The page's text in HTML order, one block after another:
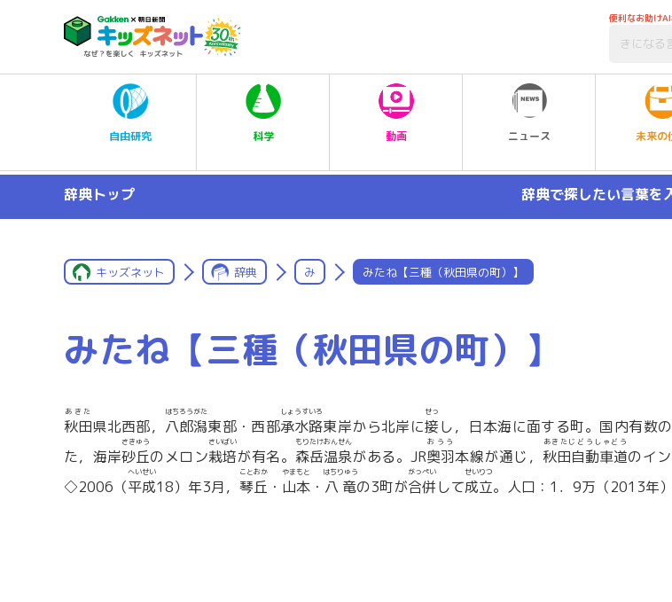
便利なお助け
自由研究 科学 動画 ニュース 未来の
辞典トップ 辞典で探したい言葉を
キッズネット 辞典 み みたね【三種（秋田県の町）】
みたね【三種（秋田県の町）】
秋田
あきた
県北西部， 八郎潟
はちろうがた
東部・西部承水路
しょうすいろ
東岸から北岸に接
せっ
し，日本海に面する町。国内有数
た，海岸砂丘
さきゅう
のメロン栽培
さいばい
が有名。 森岳温泉
もりたけおんせん
がある。JR奥羽
おうう
本線が通じ， 秋田自動車道
あきたじどうしゃどう
のイ
◇2006（平成
へいせい
18）年3月， 琴丘
ことおか
・ 山本
やまもと
・ 八竜
はちりゅう
の3町が合併
がっぺい
して成立
せいりつ
。人口：1．9万（2013年）